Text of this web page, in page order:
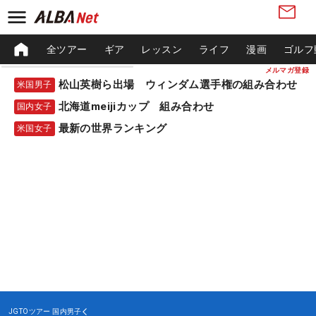
メルマガ登録
全ツアー ギア レッスン ライフ 漫画 ゴル
米国男子 松山英樹ら出場 ウィンダム選手権の組み合わせ
国内女子 北海道meijiカップ 組み合わせ
米国女子 最新の世界ランキング
JGTOツアー 国内男子